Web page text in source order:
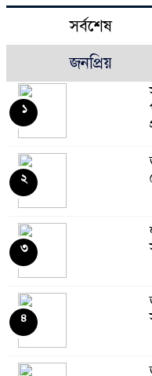
সর্বশেষ
জনপ্রিয়
১
২
৩
৪